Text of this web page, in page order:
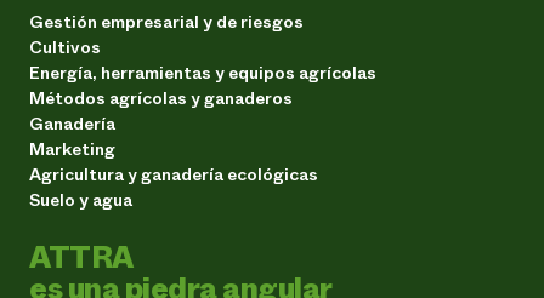
Gestión empresarial y de riesgos
Cultivos
Energía, herramientas y equipos agrícolas
Métodos agrícolas y ganaderos
Ganadería
Marketing
Agricultura y ganadería ecológicas
Suelo y agua
ATTRA